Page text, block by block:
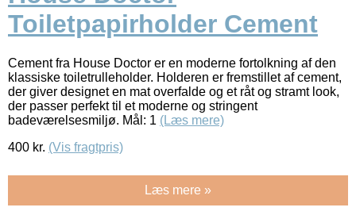
Toiletpapirholder Cement
Cement fra House Doctor er en moderne fortolkning af den
klassiske toiletrulleholder. Holderen er fremstillet af cement,
der giver designet en mat overfalde og et råt og stramt look,
der passer perfekt til et moderne og stringent
badeværelsesmiljø. Mål: 1 (Læs mere)
400 kr. (Vis fragtpris)
Læs mere »